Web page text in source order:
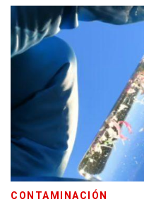
CONTAMINACIÓN